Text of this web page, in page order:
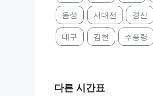
음성 서대전 경산
대구 김천 추풍령
다른 시간표